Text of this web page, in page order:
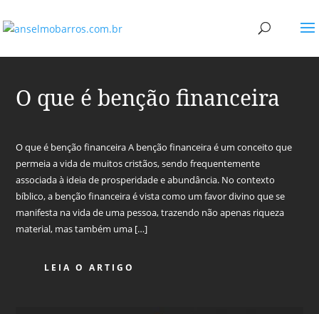
O que é benção financeira
O que é benção financeira A benção financeira é um conceito que
permeia a vida de muitos cristãos, sendo frequentemente
associada à ideia de prosperidade e abundância. No contexto
bíblico, a benção financeira é vista como um favor divino que se
manifesta na vida de uma pessoa, trazendo não apenas riqueza
material, mas também uma […]
LEIA O ARTIGO